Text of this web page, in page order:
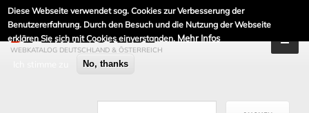
Diese Webseite verwendet sog. Cookies zur Verbesserung der
Benutzererfahrung. Durch den Besuch und die Nutzung der Webseite
erklären Sie sich mit Cookies einverstanden. Mehr Infos
No, thanks
DE-LINKLISTE.DE
WEBKATALOG DEUTSCHLAND & ÖSTERREICH